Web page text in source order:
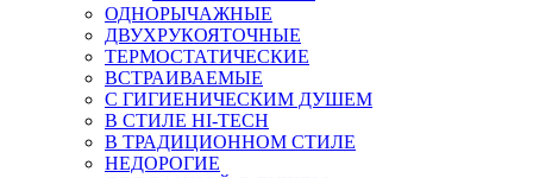
ОДНОРЫЧАЖНЫЕ
ДВУХРУКОЯТОЧНЫЕ
ТЕРМОСТАТИЧЕСКИЕ
ВСТРАИВАЕМЫЕ
С ГИГИЕНИЧЕСКИМ ДУШЕМ
В СТИЛЕ HI-TECH
В ТРАДИЦИОННОМ СТИЛЕ
НЕДОРОГИЕ